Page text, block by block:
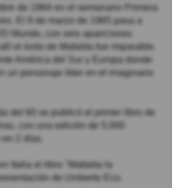
de 1964 en el semanario Primera
El 9 de marzo de 1965 pasa a
Mundo, con seis apariciones
el éxito de Mafalda fue imparable.
América del Sur y Europa donde
un personaje líder en el imaginario
del 60 se publicó el primer libro de
con una edición de 5.000
2 días.
Italia el libro "Mafalda la
de Umberto Eco.